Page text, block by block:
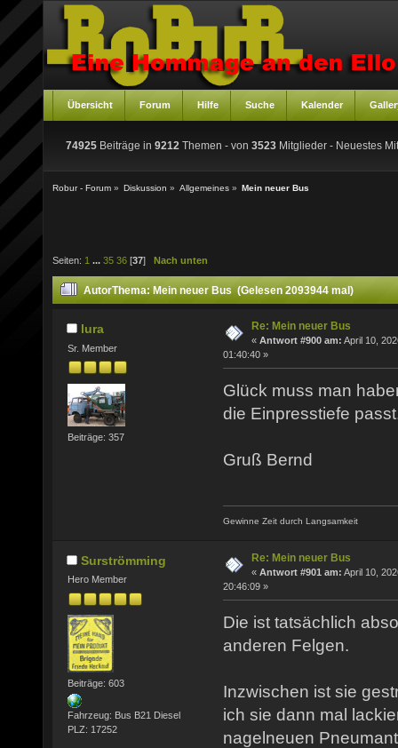
Übersicht Forum Hilfe Suche Kalender
74925 Beiträge in 9212 Themen - von 3523 Mitglieder - Neuestes
Robur - Forum » Diskussion » Allgemeines » Mein neuer Bus
Seiten: 1 ... 35 36 [37] Nach unten
AutorThema: Mein neuer Bus (Gelesen 2093944 mal)
lura
Sr. Member
Beiträge: 357
Re: Mein neuer Bus
« Antwort #900 am: April 10,
01:40:40 »
Glück muss man
die Einpresstiefe
Gruß Bernd
Gewinne Zeit durch Langsamkeit
Surströmming
Hero Member
Beiträge: 603
Fahrzeug: Bus B21 Diesel
PLZ: 17252
Re: Mein neuer Bus
« Antwort #901 am: April 10,
20:46:09 »
Die ist tatsächlich
anderen Felgen.
Inzwischen ist sie
ich sie dann mal
nagelneuen